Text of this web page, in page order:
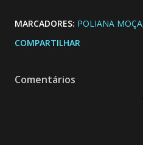
MARCADORES: POLIANA MOÇA
COMPARTILHAR
Comentários